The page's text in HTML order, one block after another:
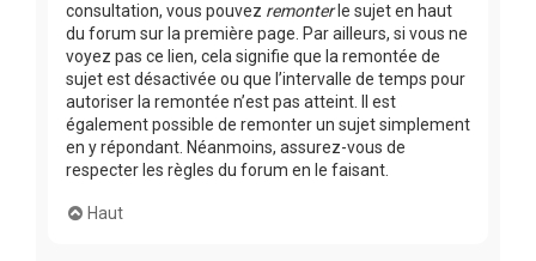
consultation, vous pouvez remonterle sujet en haut
du forum sur la première page. Par ailleurs, si vous ne
voyez pas ce lien, cela signifie que la remontée de
sujet est désactivée ou que l’intervalle de temps pour
autoriser la remontée n’est pas atteint. Il est
également possible de remonter un sujet simplement
en y répondant. Néanmoins, assurez-vous de
respecter les règles du forum en le faisant.
Haut